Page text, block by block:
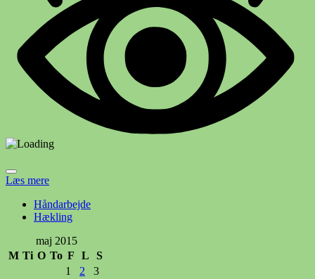
Læs mere
Håndarbejde
Hækling
maj 2015
M Ti O To F L
S
1
2
3